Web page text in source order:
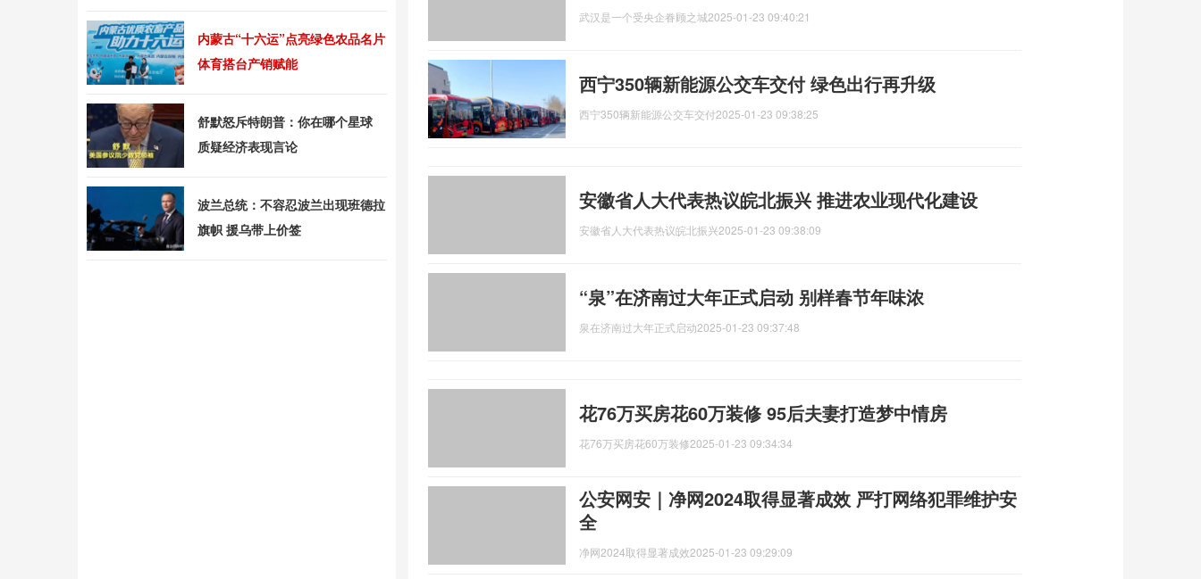
武汉是一个受央企眷顾之城2025-01-23 09:40:21
西宁350辆新能源公交车交付 绿色出行再升级
西宁350辆新能源公交车交付2025-01-23 09:38:25
安徽省人大代表热议皖北振兴 推进农业现代化建设
安徽省人大代表热议皖北振兴2025-01-23 09:38:09
“泉”在济南过大年正式启动 别样春节年味浓
泉在济南过大年正式启动2025-01-23 09:37:48
花76万买房花60万装修 95后夫妻打造梦中情房
花76万买房花60万装修2025-01-23 09:34:34
公安网安｜净网2024取得显著成效 严打网络犯罪维护安
全
净网2024取得显著成效2025-01-23 09:29:09
内蒙古“十六运”点亮绿色农品名片
体育搭台产销赋能
舒默怒斥特朗普：你在哪个星球
质疑经济表现言论
波兰总统：不容忍波兰出现班德拉
旗帜 援乌带上价签